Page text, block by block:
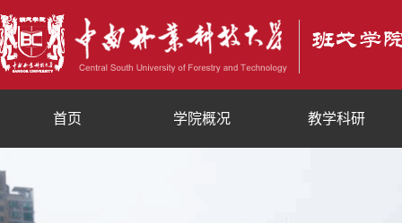
首页 学院概况 教学科研